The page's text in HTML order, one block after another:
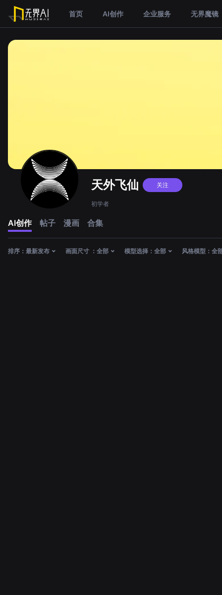
首页 AI创作 企业服务 无界魔镜
天外飞仙 关注
初学者
AI创作 帖子 漫画 合集
排序： 最新发布 画面尺寸 ： 全部 模型选择： 全部 风格模型： 全